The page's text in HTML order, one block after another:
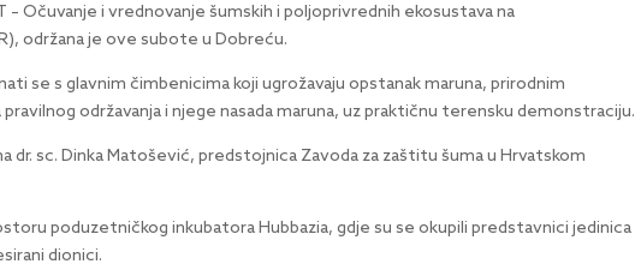
Očuvanje i vrednovanje šumskih i poljoprivrednih ekosustava na
održana je ove subote u Dobreću.
se s glavnim čimbenicima koji ugrožavaju opstanak maruna, prirodnim
održavanja i njege nasada maruna, uz praktičnu terensku demonstraciju.
dr. sc. Dinka Matošević, predstojnica Zavoda za zaštitu šuma u Hrvatskom
poduzetničkog inkubatora Hubbazia, gdje su se okupili predstavnici jedinica
dionici.